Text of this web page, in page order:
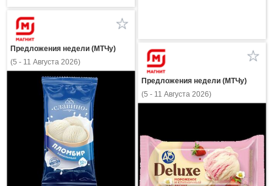
Предложения недели (МТЧу)
(5 - 11 Августа 2026)
Предложения недели (МТЧу)
(5 - 11 Августа 2026)